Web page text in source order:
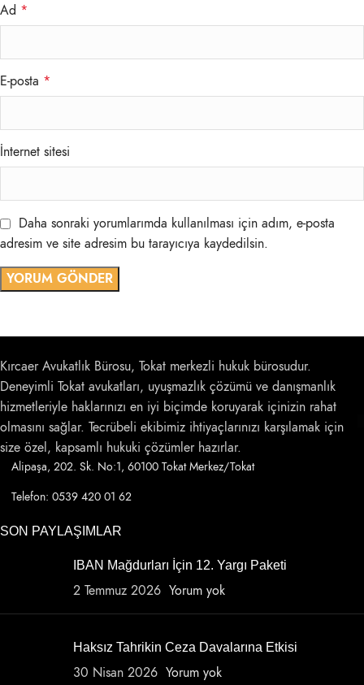
Ad *
E-posta *
İnternet sitesi
Daha sonraki yorumlarımda kullanılması için adım, e-posta
adresim ve site adresim bu tarayıcıya kaydedilsin.
Kırcaer Avukatlık Bürosu, Tokat merkezli hukuk bürosudur.
Deneyimli Tokat avukatları, uyuşmazlık çözümü ve danışmanlık
hizmetleriyle haklarınızı en iyi biçimde koruyarak içinizin rahat
olmasını sağlar. Tecrübeli ekibimiz ihtiyaçlarınızı karşılamak için
size özel, kapsamlı hukuki çözümler hazırlar.
Alipaşa, 202. Sk. No:1, 60100 Tokat Merkez/Tokat
Telefon: 0539 420 01 62
SON PAYLAŞIMLAR
IBAN Mağdurları İçin 12. Yargı Paketi
2 Temmuz 2026 Yorum yok
Haksız Tahrikin Ceza Davalarına Etkisi
30 Nisan 2026 Yorum yok